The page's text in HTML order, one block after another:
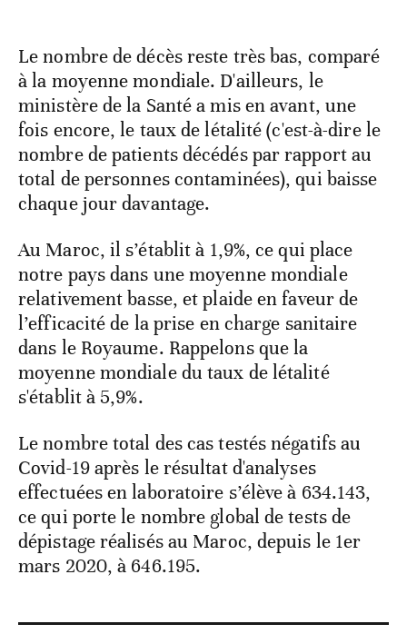
Le nombre de décès reste très bas, comparé
à la moyenne mondiale. D'ailleurs, le
ministère de la Santé a mis en avant, une
fois encore, le taux de létalité (c'est-à-dire le
nombre de patients décédés par rapport au
total de personnes contaminées), qui baisse
chaque jour davantage.
Au Maroc, il s’établit à 1,9%, ce qui place
notre pays dans une moyenne mondiale
relativement basse, et plaide en faveur de
l’efficacité de la prise en charge sanitaire
dans le Royaume. Rappelons que la
moyenne mondiale du taux de létalité
s'établit à 5,9%.
Le nombre total des cas testés négatifs au
Covid-19 après le résultat d'analyses
effectuées en laboratoire s’élève à 634.143,
ce qui porte le nombre global de tests de
dépistage réalisés au Maroc, depuis le 1er
mars 2020, à 646.195.